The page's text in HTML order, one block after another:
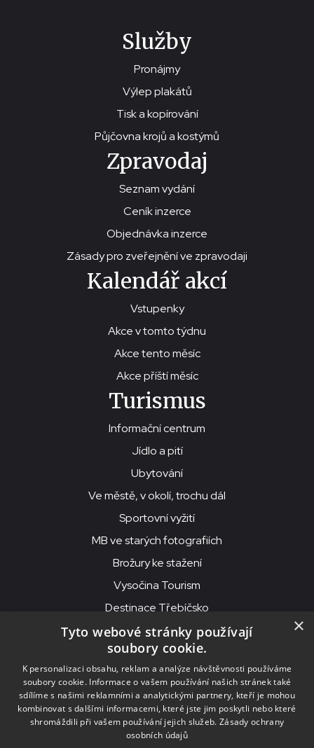
Služby
Pronájmy
Výlep plakátů
Tisk a kopírování
Půjčovna krojů a kostýmů
Zpravodaj
Seznam vydání
Ceník inzerce
Objednávka inzerce
Zásady pro zveřejnění ve zpravodaji
Kalendář akcí
Vstupenky
Akce v tomto týdnu
Akce tento měsíc
Akce příští měsíc
Turismus
Informační centrum
Jídlo a pití
Ubytování
Ve městě, v okolí, trochu dál
Sportovní vyžití
MB ve starých fotografiích
Brožury ke stažení
Vysočina Tourism
Destinace Třebíčsko
© 2026MKS Beseda Mor. Budějovice
MKS Beseda, příspěvková organizace, Purcnerova 62, 676 02
Moravské Budějovice
IČO: 00091758, DIČ: CZ00091758, ID datové schránky: chjn2kd
×
Tyto webové stránky používají
soubory cookie.
K personalizaci obsahu, reklam a analýze návštěvnosti používáme
soubory cookie. Informace o vašem používání našich stránek také
sdílíme s našimi reklamními a analytickými partnery, kteří je mohou
kombinovat s dalšími informacemi, které jste jim poskytli nebo které
shromáždili při vašem používání jejich služeb. Zásady ochrany
osobních údajů